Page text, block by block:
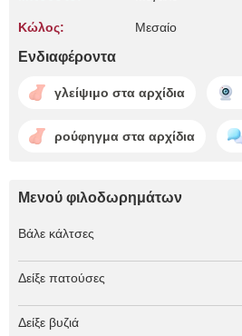
Κώλος: Μεσαίο
Ενδιαφέροντα
γλείψιμο στα αρχίδια
ρούφηγμα στα αρχίδια
Μενού φιλοδωρημάτων
Βάλε κάλτσες
Δείξε πατούσες
Δείξε βυζιά